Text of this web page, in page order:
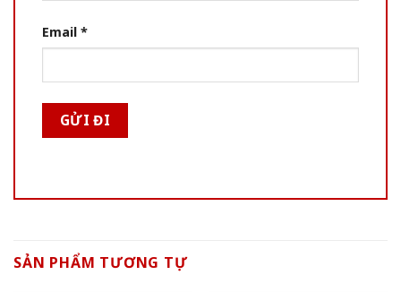
Email *
SẢN PHẨM TƯƠNG TỰ